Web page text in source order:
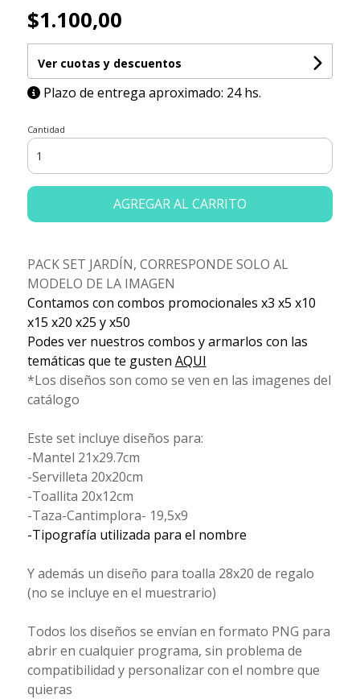
$1.100,00
Ver cuotas y descuentos
Plazo de entrega aproximado: 24 hs.
Cantidad
AGREGAR AL CARRITO
PACK SET JARDÍN, CORRESPONDE SOLO AL
MODELO DE LA IMAGEN
Contamos con combos promocionales x3 x5 x10
x15 x20 x25 y x50
Podes ver nuestros combos y armarlos con las
temáticas que te gusten AQUI
*Los diseños son como se ven en las imagenes del
catálogo
Este set incluye diseños para:
-Mantel 21x29.7cm
-Servilleta 20x20cm
-Toallita 20x12cm
-Taza-Cantimplora- 19,5x9
-Tipografía utilizada para el nombre
Y además un diseño para toalla 28x20 de regalo
(no se incluye en el muestrario)
Todos los diseños se envían en formato PNG para
abrir en cualquier programa, sin problema de
compatibilidad y personalizar con el nombre que
quieras